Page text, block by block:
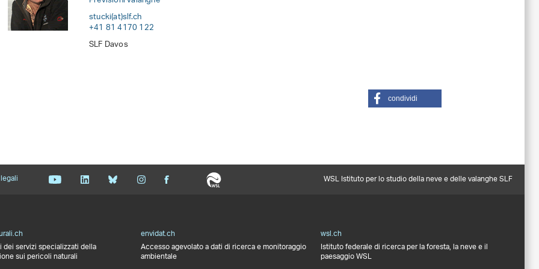
stucki(at)slf.ch
+41 81 4170 122
SLF Davos
condividi
WSL Istituto per lo studio della neve e delle valanghe SLF
servizi specializzati della
sui pericoli naturali
envidat.ch
Accesso agevolato a dati di ricerca e monitoraggio
ambientale
wsl.ch
Istituto federale di ricerca per la foresta, la neve e il
paesaggio WSL